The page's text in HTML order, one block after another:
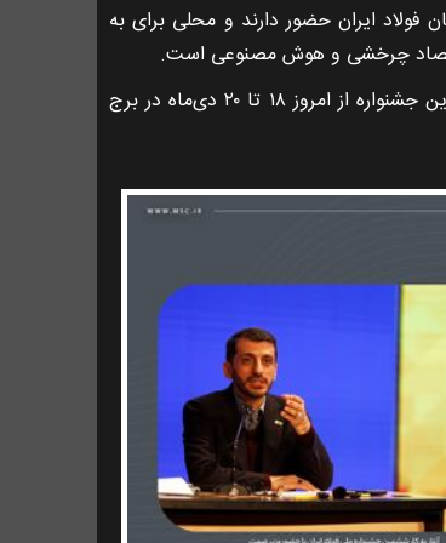
فولاد ایران حضور دارند و محلی برای به
چرخشی و هوش مصنوعی است.
شایان ذکر است نمایشگاه ملی فولاد که به آوردگاهی برای شرکت‌های فولادی برای نمایش توانمندی‌ها در عرصه بومی‌سازی است در کنار این جشنواره از امروز ۱۸ تا ۲۰ دی‌ماه در برج